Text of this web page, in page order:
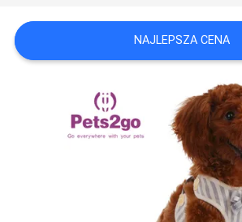
BLOG/NEWS
SITEMAP
NAJLEPSZA CENA